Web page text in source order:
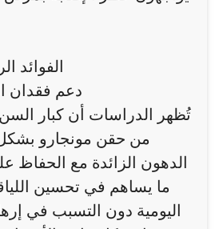
الفوائد
دعم فقدان
تُظهر الدراسات أن كبار السن
من حقن مونجارو بشكل
الدهون الزائدة مع الحفاظ
ما يساهم في تحسين
اليومية دون التسبب في